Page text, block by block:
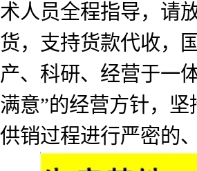
术人员全程指导，请
货，支持货款代收，
产、科研、经营于一
满意”的经营方针，
供销过程进行严密的